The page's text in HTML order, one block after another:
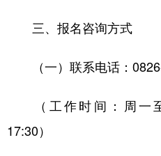
三、报名咨询方式
（一）联系电话：
（工作时间：周一至
17:30）